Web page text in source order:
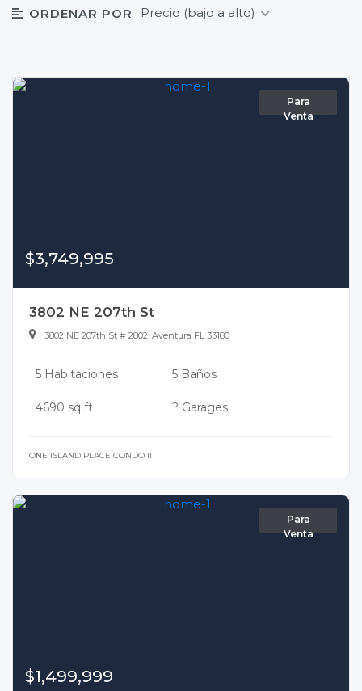
ORDENAR POR Precio (bajo a alto)
Para
Venta
$3,749,995
3802 NE 207th St
3802 NE 207th St # 2802, Aventura FL 33180
5 Habitaciones 5 Baños
4690 sq ft ? Garages
ONE ISLAND PLACE CONDO II
Para
Venta
$1,499,999